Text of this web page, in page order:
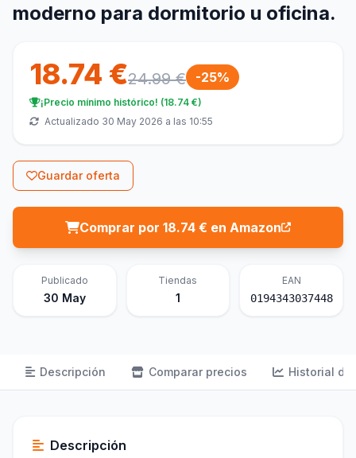
moderno para dormitorio u oficina.
18.74 €24.99 € -25%
¡Precio mínimo histórico! (18.74 €)
Actualizado 30 May 2026 a las 10:55
Guardar oferta
Comprar por 18.74 € en Amazon
Publicado
30 May
Tiendas
1
EAN
0194343037448
Descripción Comparar precios Historial de
Descripción